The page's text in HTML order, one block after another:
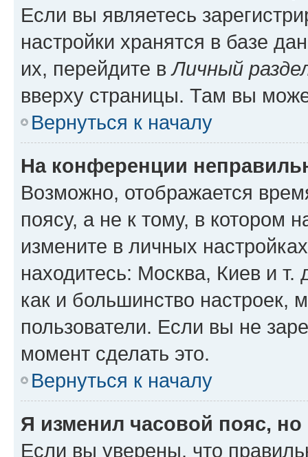
Если вы являетесь
настройки хранятся в базе
их, перейдите вЛичный
вверху страницы. Там вы
Вернуться к началу
На конференции
Возможно, отображается
поясу, а не к тому, в котором
измените в личных
находитесь: Москва, Киев и т.
как и большинство настроек,
пользователи. Если вы не
момент сделать это.
Вернуться к началу
Я изменил часовой пояс,
Если вы уверены, что